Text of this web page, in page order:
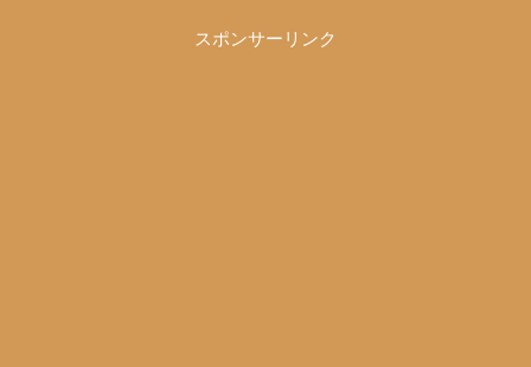
スポンサーリンク